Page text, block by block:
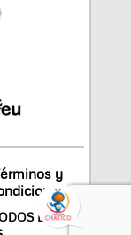
y
LOS